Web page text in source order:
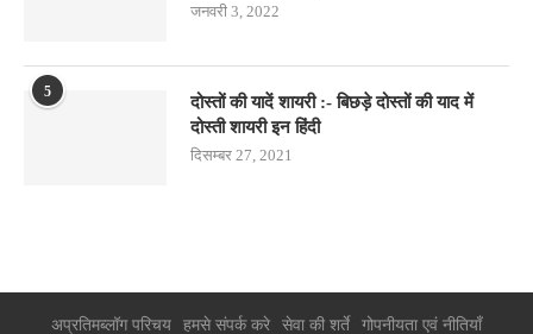
जनवरी 3, 2022
5
दोस्तों की यादें शायरी :- बिछड़े दोस्तों की याद में
दोस्ती शायरी इन हिंदी
दिसम्बर 27, 2021
अप्रतिमब्लॉग परिचय हमसे संपर्क करे सेवा की शर्ते गोपनीयता एवं नीतियाँ